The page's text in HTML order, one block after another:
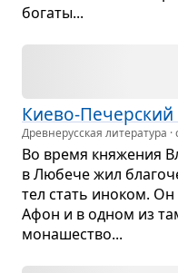
богаты...
Киево-Печер­ский
Древне­русская литература ·
Во время кня­же­ния
в Любече жил
тел стать ино­ком.
Афон и в одном из
мона­ше­ство...